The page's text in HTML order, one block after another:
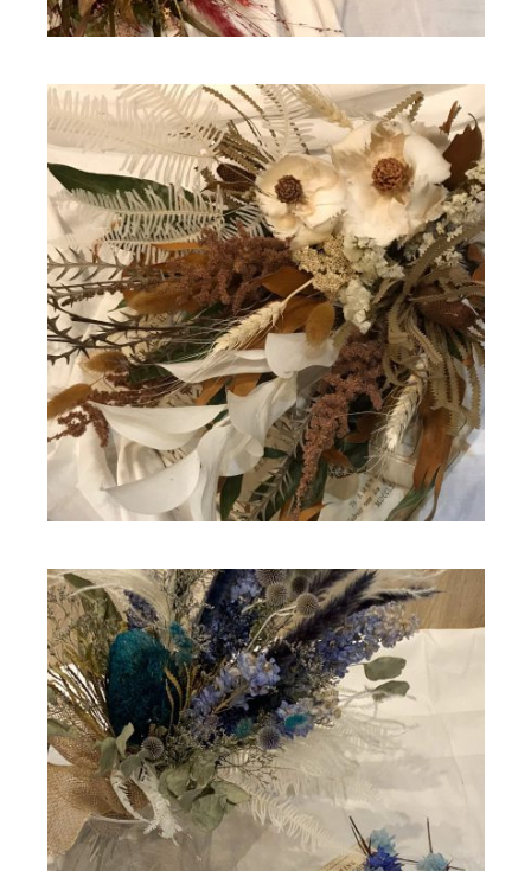
ドライフラワー
ドライフラワー